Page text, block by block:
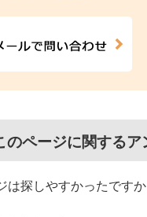
のページに関するア
は探しやすかったですか